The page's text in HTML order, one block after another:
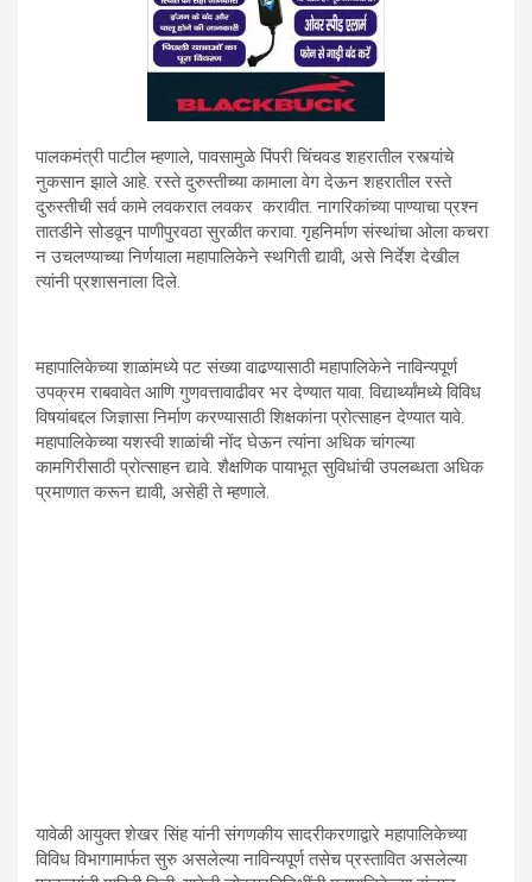
पालकमंत्री पाटील म्हणाले, पावसामुळे पिंपरी चिंचवड शहरातील रस्त्यांचे
नुकसान झाले आहे. रस्ते दुरुस्तीच्या कामाला वेग देऊन शहरातील रस्ते
दुरुस्तीची सर्व कामे लवकरात लवकर करावीत. नागरिकांच्या पाण्याचा प्रश्न
तातडीने सोडवून पाणीपुरवठा सुरळीत करावा. गृहनिर्माण संस्थांचा ओला कचरा
न उचलण्याच्या निर्णयाला महापालिकेने स्थगिती द्यावी, असे निर्देश देखील
त्यांनी प्रशासनाला दिले.
महापालिकेच्या शाळांमध्ये पट संख्या वाढण्यासाठी महापालिकेने नाविन्यपूर्ण
उपक्रम राबवावेत आणि गुणवत्तावाढीवर भर देण्यात यावा. विद्यार्थ्यांमध्ये विविध
विषयांबद्दल जिज्ञासा निर्माण करण्यासाठी शिक्षकांना प्रोत्साहन देण्यात यावे.
महापालिकेच्या यशस्वी शाळांची नोंद घेऊन त्यांना अधिक चांगल्या
कामगिरीसाठी प्रोत्साहन द्यावे. शैक्षणिक पायाभूत सुविधांची उपलब्धता अधिक
प्रमाणात करून द्यावी, असेही ते म्हणाले.
यावेळी आयुक्त शेखर सिंह यांनी संगणकीय सादरीकरणाद्वारे महापालिकेच्या
विविध विभागामार्फत सुरु असलेल्या नाविन्यपूर्ण तसेच प्रस्तावित असलेल्या